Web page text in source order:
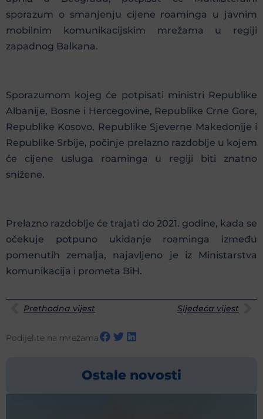
sporazum o smanjenju cijene roaminga u javnim
mobilnim komunikacijskim mrežama u regiji
zapadnog Balkana.
Sporazumom kojeg će potpisati ministri Republike
Albanije, Bosne i Hercegovine, Republike Crne Gore,
Republike Kosovo, Republike Sjeverne Makedonije i
Republike Srbije, počinje prelazno razdoblje u kojem
će cijene usluga roaminga u regiji biti znatno
snižene.
Prelazno razdoblje će trajati do 2021. godine, kada se
očekuje potpuno ukidanje roaminga između
pomenutih zemalja, najavljeno je iz Ministarstva
komunikacija i prometa BiH.
Prethodna vijest Sljedeća vijest
Podijelite na mrežama
Ostale novosti